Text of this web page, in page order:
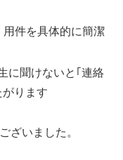
件を具体的に簡潔
に聞けないと｢連絡
ります
ざいました。